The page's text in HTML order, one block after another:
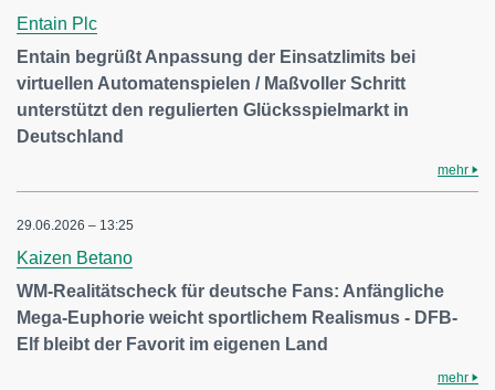
Entain Plc
Entain begrüßt Anpassung der Einsatzlimits bei
virtuellen Automatenspielen / Maßvoller Schritt
unterstützt den regulierten Glücksspielmarkt in
Deutschland
mehr
29.06.2026 – 13:25
Kaizen Betano
WM-Realitätscheck für deutsche Fans: Anfängliche
Mega-Euphorie weicht sportlichem Realismus - DFB-
Elf bleibt der Favorit im eigenen Land
mehr